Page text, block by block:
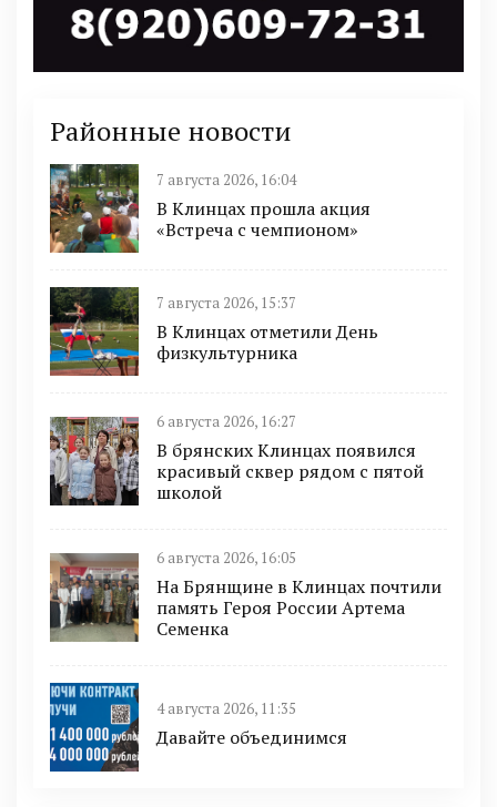
Районные новости
7 августа 2026, 16:04
В Клинцах прошла акция
«Встреча с чемпионом»
7 августа 2026, 15:37
В Клинцах отметили День
физкультурника
6 августа 2026, 16:27
В брянских Клинцах появился
красивый сквер рядом с пятой
школой
6 августа 2026, 16:05
На Брянщине в Клинцах почтили
память Героя России Артема
Семенка
4 августа 2026, 11:35
Давайте объединимся